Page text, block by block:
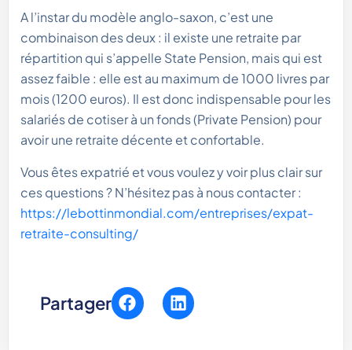
A l’instar du modèle anglo-saxon, c’est une
combinaison des deux : il existe une retraite par
répartition qui s’appelle State Pension, mais qui est
assez faible : elle est au maximum de 1000 livres par
mois (1200 euros). Il est donc indispensable pour les
salariés de cotiser à un fonds (Private Pension) pour
avoir une retraite décente et confortable.
Vous êtes expatrié et vous voulez y voir plus clair sur
ces questions ? N’hésitez pas à nous contacter :
https://lebottinmondial.com/entreprises/expat-
retraite-consulting/
Partager